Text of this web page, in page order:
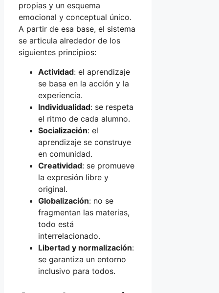
propias y un esquema
emocional y conceptual único.
A partir de esa base, el sistema
se articula alrededor de los
siguientes principios:
Actividad: el aprendizaje
se basa en la acción y la
experiencia.
Individualidad: se respeta
el ritmo de cada alumno.
Socialización: el
aprendizaje se construye
en comunidad.
Creatividad: se promueve
la expresión libre y
original.
Globalización: no se
fragmentan las materias,
todo está
interrelacionado.
Libertad y normalización:
se garantiza un entorno
inclusivo para todos.